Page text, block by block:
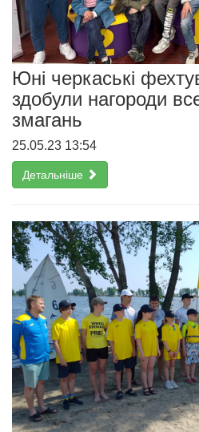
Юні черкаські
здобули нагороди
змагань
25.05.23 13:54
Детальніше